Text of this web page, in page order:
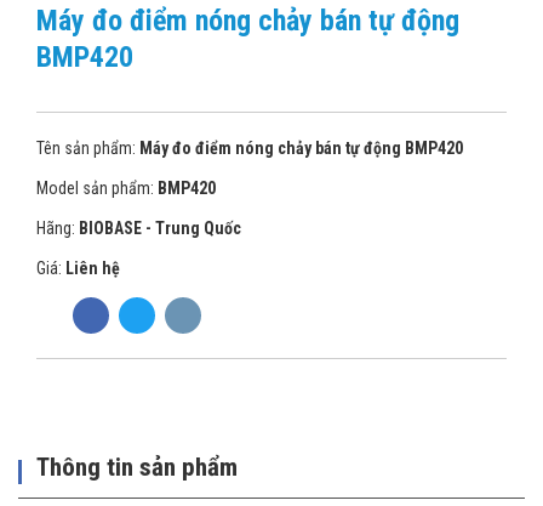
Máy đo điểm nóng chảy bán tự động
BMP420
Tên sản phẩm: Máy đo điểm nóng chảy bán tự động BMP420
Model sản phẩm: BMP420
Hãng: BIOBASE - Trung Quốc
Giá: Liên hệ
Thông tin sản phẩm